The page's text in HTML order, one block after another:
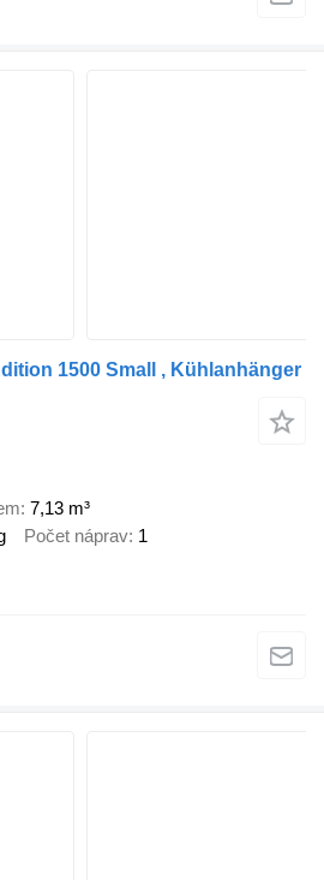
1500 Small , Kühlanhänger
7,13 m³
Počet náprav 1